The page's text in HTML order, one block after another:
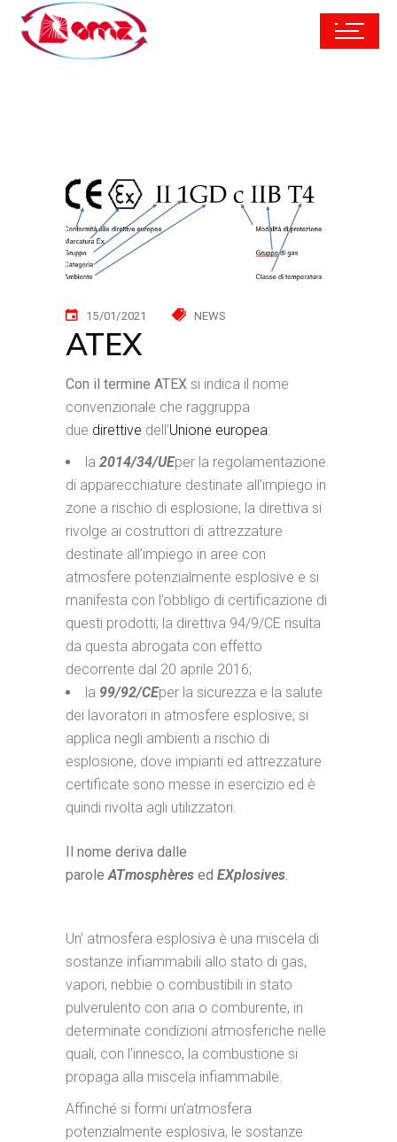
15/01/2021 NEWS
ATEX
Con il termine ATEX si indica il nome
convenzionale che raggruppa
due direttive dell’Unione europea:
la 2014/34/UEper la regolamentazione
di apparecchiature destinate all’impiego in
zone a rischio di esplosione; la direttiva si
rivolge ai costruttori di attrezzature
destinate all’impiego in aree con
atmosfere potenzialmente esplosive e si
manifesta con l’obbligo di certificazione di
questi prodotti; la direttiva 94/9/CE risulta
da questa abrogata con effetto
decorrente dal 20 aprile 2016;
la 99/92/CEper la sicurezza e la salute
dei lavoratori in atmosfere esplosive; si
applica negli ambienti a rischio di
esplosione, dove impianti ed attrezzature
certificate sono messe in esercizio ed è
quindi rivolta agli utilizzatori.
Il nome deriva dalle
paroleATmosphères ed EXplosives.
Un’ atmosfera esplosiva è una miscela di
sostanze infiammabili allo stato di gas,
vapori, nebbie o combustibili in stato
pulverulento con aria o comburente, in
determinate condizioni atmosferiche nelle
quali, con l’innesco, la combustione si
propaga alla miscela infiammabile.
Affinché si formi un’atmosfera
potenzialmente esplosiva, le sostanze